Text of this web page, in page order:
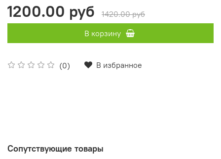
(0) В избранное
1200.00 руб
1420.00 руб
В корзину
Сопутствующие товары